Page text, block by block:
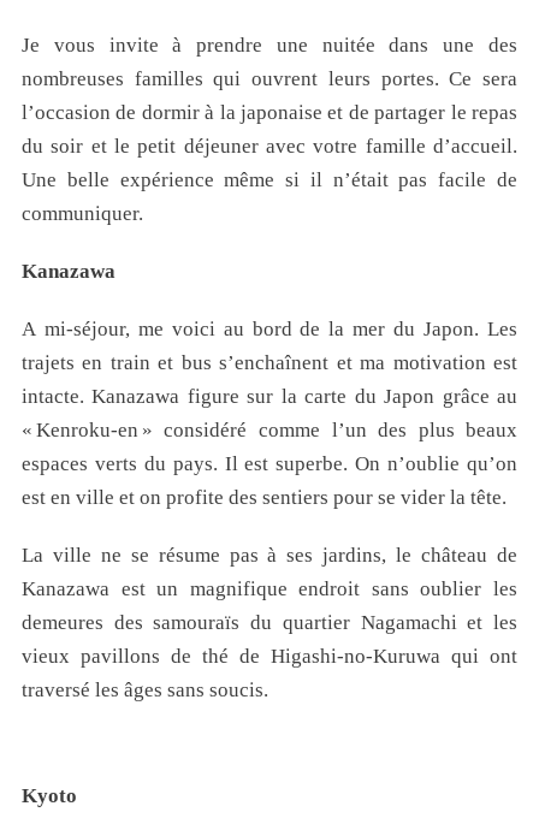
Je vous invite à prendre une nuitée dans une des
nombreuses familles qui ouvrent leurs portes. Ce sera
l’occasion de dormir à la japonaise et de partager le repas
du soir et le petit déjeuner avec votre famille d’accueil.
Une belle expérience même si il n’était pas facile de
communiquer.
Kanazawa
A mi-séjour, me voici au bord de la mer du Japon. Les
trajets en train et bus s’enchaînent et ma motivation est
intacte. Kanazawa figure sur la carte du Japon grâce au
« Kenroku-en » considéré comme l’un des plus beaux
espaces verts du pays. Il est superbe. On n’oublie qu’on
est en ville et on profite des sentiers pour se vider la tête.
La ville ne se résume pas à ses jardins, le château de
Kanazawa est un magnifique endroit sans oublier les
demeures des samouraïs du quartier Nagamachi et les
vieux pavillons de thé de Higashi-no-Kuruwa qui ont
traversé les âges sans soucis.
Kyoto